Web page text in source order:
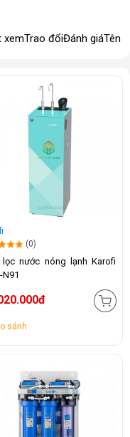
xemTrao đổiĐánh giáTên
(0)
lọc nước nóng lạnh Karofi
N91
sánh